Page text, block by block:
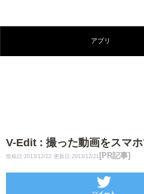
アプリ
V-Edit : 撮った動画をスマ
投稿日:2013/12/22 更新日:2013/12/21 [PR記事]